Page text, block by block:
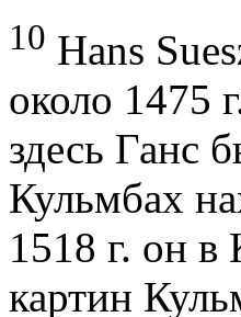
10 Hans
около 1475
здесь Ганс
Кульмбах
1518 г. он
картин